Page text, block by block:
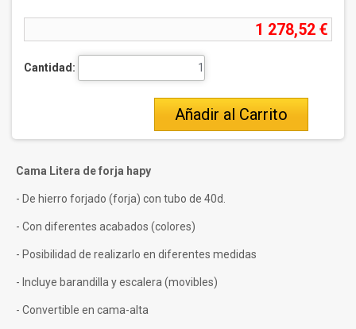
1 278,52 €
Cantidad:
Añadir al Carrito
Cama Litera de forja hapy
- De hierro forjado (forja) con tubo de 40d.
- Con diferentes acabados (colores)
- Posibilidad de realizarlo en diferentes medidas
- Incluye barandilla y escalera (movibles)
- Convertible en cama-alta